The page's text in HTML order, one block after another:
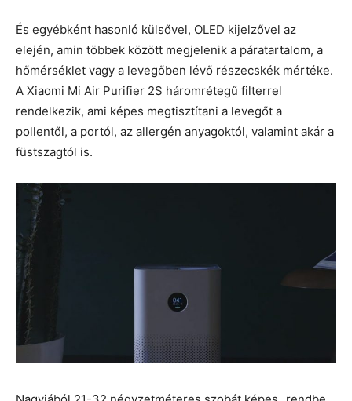
És egyébként hasonló külsővel, OLED kijelzővel az
elején, amin többek között megjelenik a páratartalom, a
hőmérséklet vagy a levegőben lévő részecskék mértéke.
A Xiaomi Mi Air Purifier 2S háromrétegű filterrel
rendelkezik, ami képes megtisztítani a levegőt a
pollentől, a portól, az allergén anyagoktól, valamint akár a
füstszagtól is.